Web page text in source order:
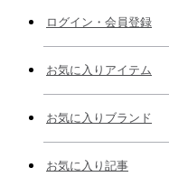
ログイン・会員登録
お気に入りアイテム
お気に入りブランド
お気に入り記事